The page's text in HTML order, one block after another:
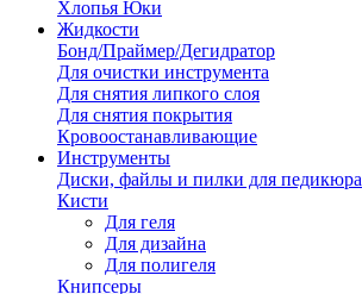
Хлопья Юки
Жидкости
Бонд/Праймер/Дегидратор
Для очистки инструмента
Для снятия липкого слоя
Для снятия покрытия
Кровоостанавливающие
Инструменты
Диски, файлы и пилки для педикюра
Кисти
Для геля
Для дизайна
Для полигеля
Книпсеры